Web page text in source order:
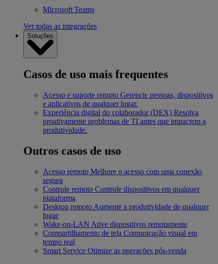
Microsoft Teams
Ver todas as integrações
Soluções
Casos de uso mais frequentes
Acesso e suporte remoto Gerencie pessoas, dispositivos
e aplicativos de qualquer lugar.
Experiência digital do colaborador (DEX) Resolva
proativamente problemas de TI antes que impactem a
produtividade.
Outros casos de uso
Acesso remoto Melhore o acesso com uma conexão
segura
Controle remoto Controle dispositivos em qualquer
plataforma
Desktop remoto Aumente a produtividade de qualquer
lugar
Wake-on-LAN Ative dispositivos remotamente
Compartilhamento de tela Comunicação visual em
tempo real
Smart Service Otimize as operações pós-venda